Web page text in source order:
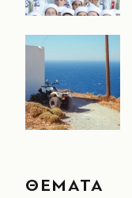
ΘΕΜΑΤΑ